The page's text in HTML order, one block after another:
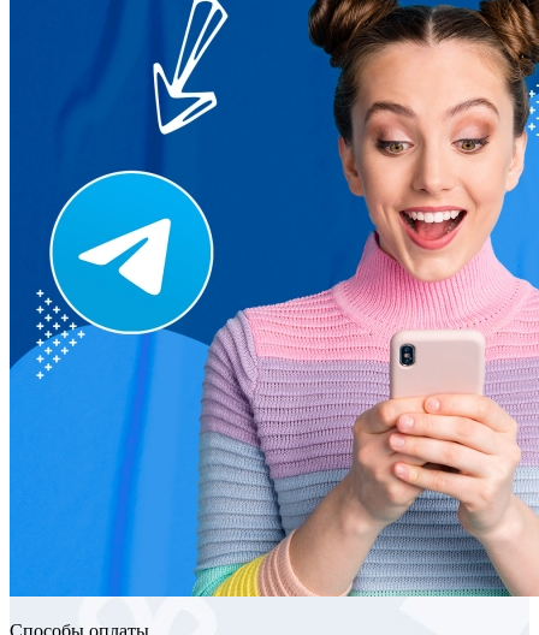
Способы оплаты